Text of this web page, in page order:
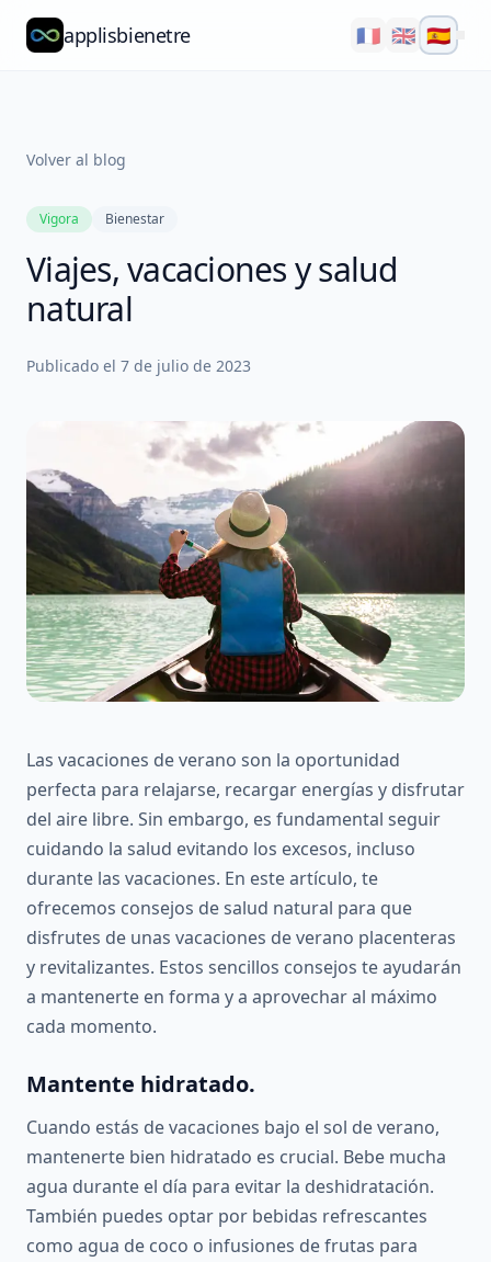
applisbienetre 🇫🇷 🇬🇧 🇪🇸
QuizzFlow
Blog
Volver al blog
Vigora Bienestar
Viajes, vacaciones y salud
natural
Publicado el 7 de julio de 2023
Las vacaciones de verano son la oportunidad
perfecta para relajarse, recargar energías y disfrutar
del aire libre. Sin embargo, es fundamental seguir
cuidando la salud evitando los excesos, incluso
durante las vacaciones. En este artículo, te
ofrecemos consejos de salud natural para que
disfrutes de unas vacaciones de verano placenteras
y revitalizantes. Estos sencillos consejos te ayudarán
a mantenerte en forma y a aprovechar al máximo
cada momento.
Mantente hidratado.
Cuando estás de vacaciones bajo el sol de verano,
mantenerte bien hidratado es crucial. Bebe mucha
agua durante el día para evitar la deshidratación.
También puedes optar por bebidas refrescantes
como agua de coco o infusiones de frutas para